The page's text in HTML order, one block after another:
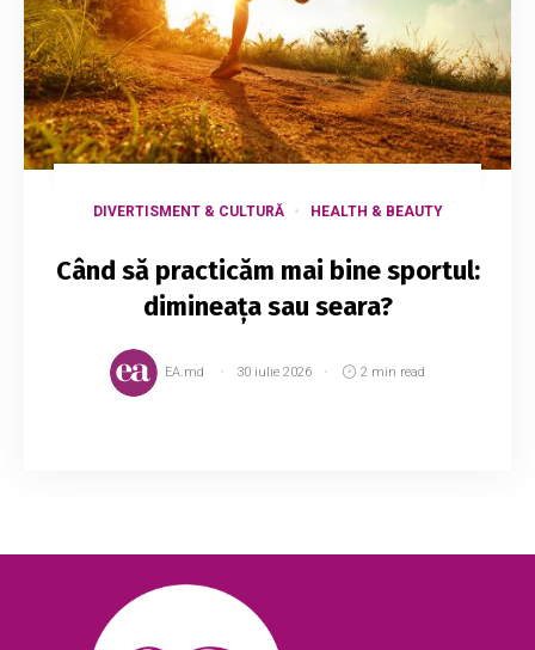
DIVERTISMENT & CULTURĂ HEALTH & BEAUTY
Când să practicăm mai bine sportul:
dimineața sau seara?
EA.md 30 iulie 2026 2 min read
recomandă să facem mișcare în fiecare zi...